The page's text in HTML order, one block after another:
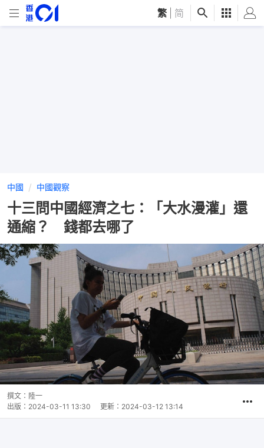
繁 简
中國 中國觀察
十三問中國經濟之七：「大水漫灌」還
通縮？ 錢都去哪了
撰文： 陸一
出版： 2024-03-11 13:30 更新： 2024-03-12 13:14